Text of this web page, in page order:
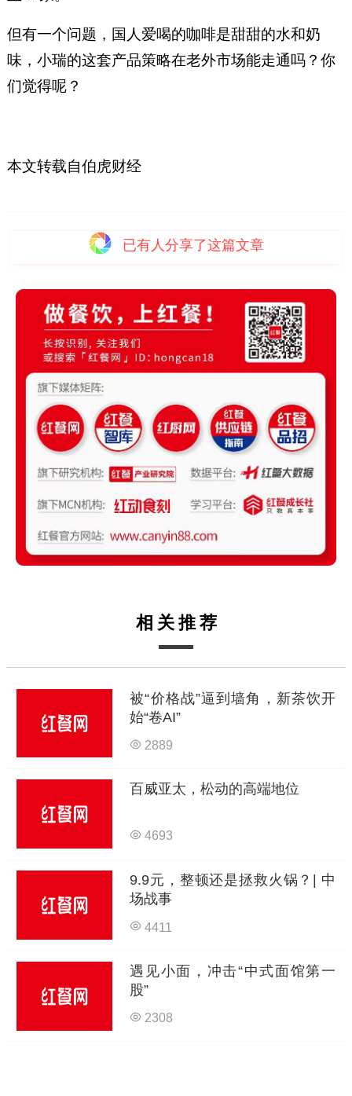
但有一个问题，国人爱喝的咖啡是甜甜的水和奶
味，小瑞的这套产品策略在老外市场能走通吗？你
们觉得呢？
本文转载自伯虎财经
已有 人分享了这篇文章
相关推荐
被“价格战”逼到墙角，新茶饮开
始“卷AI”
2889
百威亚太，松动的高端地位
4693
9.9元，整顿还是拯救火锅？| 中
场战事
4411
遇见小面，冲击“中式面馆第一
股”
2308